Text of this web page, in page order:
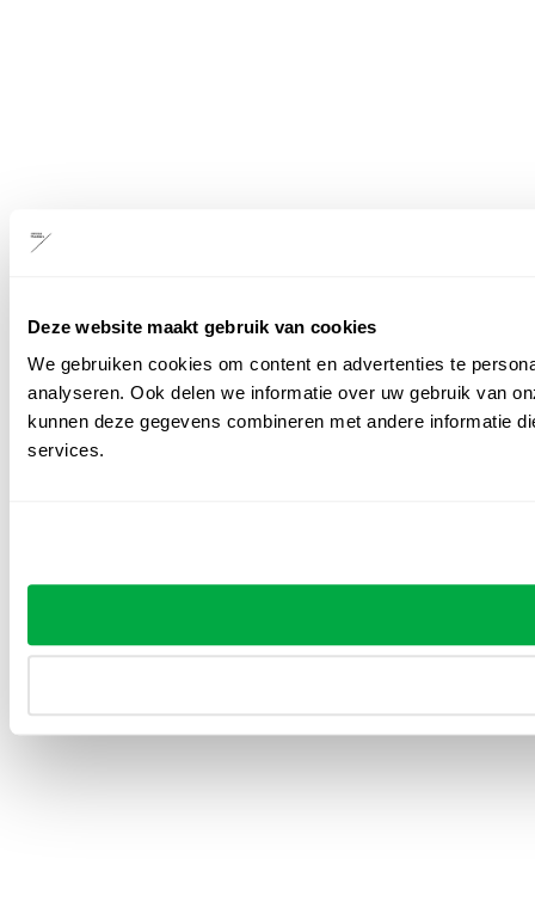
Deze website maakt gebruik van cookies
We gebruiken cookies om content en advertenties te
analyseren. Ook delen we informatie over uw gebruik van
kunnen deze gegevens combineren met andere informatie
services.